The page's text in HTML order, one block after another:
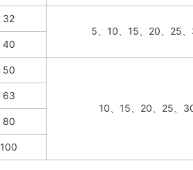
32
5、10、15、20、25
40
50
10、15、20、25、
63
80
100